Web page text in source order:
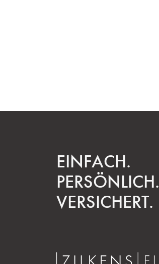
EINFACH.
PERSÖNLICH.
VERSICHERT.